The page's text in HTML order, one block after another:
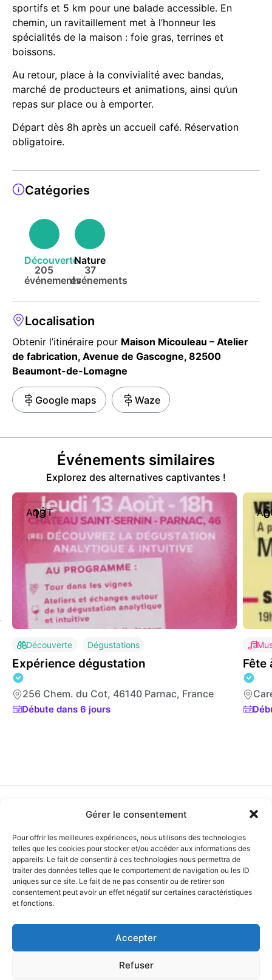
Gérer le consentement
Pour offrir les meilleures expériences, nous utilisons des technologies
telles que les cookies pour stocker et/ou accéder aux informations des
appareils. Le fait de consentir à ces technologies nous permettra de
traiter des données telles que le comportement de navigation ou les ID
uniques sur ce site. Le fait de ne pas consentir ou de retirer son
consentement peut avoir un effet négatif sur certaines caractéristiques
et fonctions.
Accepter
Refuser
sportifs et 5 km pour une balade accessible. En
chemin, un ravitaillement met à l’honneur les
spécialités de la maison : foie gras, terrines et
boissons.
Au retour, place à la convivialité avec bandas,
marché de producteurs et animations, ainsi qu’un
repas sur place ou à emporter.
Départ dès 8h après un accueil café. Réservation
obligatoire.
Catégories
Découverte
205
événements
Nature
37
événements
Localisation
Obtenir l’itinéraire pour Maison Micouleau – Atelier
de fabrication, Avenue de Gascogne, 82500
Beaumont-de-Lomagne
Google maps Waze
Événements similaires
Explorez des alternatives captivantes !
Découverte Dégustations
Expérience dégustation
256 Chem. du Cot, 46140 Parnac, France
Débute dans 6 jours
13
AOÛT
Fête
Explorer
Communauté
Infos & Tarifs
Facebook
Mentions
Politique de
C.G.U
Politique
Retourner en
Kolivent ©2026 — Tous droits
réservés